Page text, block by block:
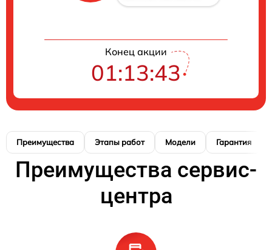
Конец акции
01:13:43
Преимущества Этапы работ Модели Гарантия
Преимущества сервис-
центра